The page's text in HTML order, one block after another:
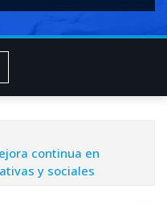
continua en
y sociales